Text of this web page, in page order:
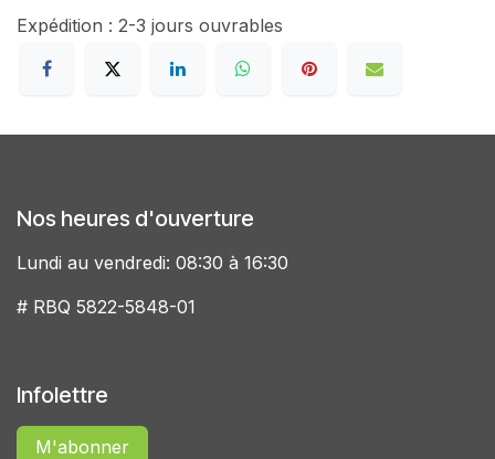
Expédition : 2-3 jours ouvrables
Nos heures d'ouverture
Lundi au vendredi: 08:30 à 16:30
# RBQ 5822-5848-01
Infolettre
M'abonner